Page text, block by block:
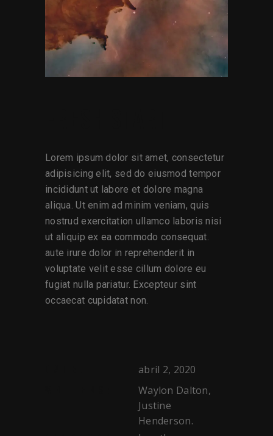
Lorem ipsum dolor sit amet, consectetur
adipisicing elit, sed do eiusmod tempor
incididunt ut labore et dolore magna
aliqua. Ut enim ad minim veniam, quis
nostrud exercitation ullamco laboris nisi
ut aliquip ex ea commodo consequat.
aute irure dolor in reprehenderit in
voluptate velit esse cillum dolore eu
fugiat nulla pariatur. Excepteur sint
occaecat cupidatat non.
abril 2, 2020
Waylon Dalton,
Justine
Henderson.